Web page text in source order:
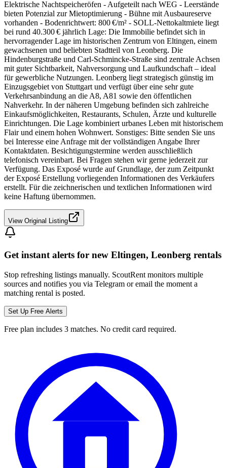
Elektrische Nachtspeicheröfen - Aufgeteilt nach WEG - Leerstände
bieten Potenzial zur Mietoptimierung - Bühne mit Ausbaureserve
vorhanden - Bodenrichtwert: 800 €/m² - SOLL-Nettokaltmiete liegt
bei rund 40.300 € jährlich Lage: Die Immobilie befindet sich in
hervorragender Lage im historischen Zentrum von Eltingen, einem
gewachsenen und beliebten Stadtteil von Leonberg. Die
Hindenburgstraße und Carl-Schmincke-Straße sind zentrale Achsen
mit guter Sichtbarkeit, Nahversorgung und Laufkundschaft – ideal
für gewerbliche Nutzungen. Leonberg liegt strategisch günstig im
Einzugsgebiet von Stuttgart und verfügt über eine sehr gute
Verkehrsanbindung an die A8, A81 sowie den öffentlichen
Nahverkehr. In der näheren Umgebung befinden sich zahlreiche
Einkaufsmöglichkeiten, Restaurants, Schulen, Ärzte und kulturelle
Einrichtungen. Die Lage kombiniert urbanes Leben mit historischem
Flair und einem hohen Wohnwert. Sonstiges: Bitte senden Sie uns
bei Interesse eine Anfrage mit der vollständigen Angabe Ihrer
Kontaktdaten. Besichtigungstermine werden ausschließlich
telefonisch vereinbart. Bei Fragen stehen wir gerne jederzeit zur
Verfügung. Das Exposé wurde auf Grundlage, der zum Zeitpunkt
der Exposé Erstellung vorliegenden Informationen des Verkäufers
erstellt. Für die zeichnerischen und textlichen Informationen wird
keine Haftung übernommen.
View Original Listing
Get instant alerts for new Eltingen, Leonberg rentals
Stop refreshing listings manually. ScoutRent monitors multiple
sources and notifies you via Telegram or email the moment a
matching rental is posted.
Set Up Free Alerts
Free plan includes 3 matches. No credit card required.